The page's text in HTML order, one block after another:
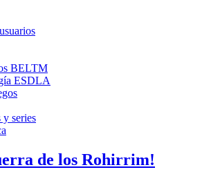
BELTM
ESDLA
y series
de los Rohirrim!